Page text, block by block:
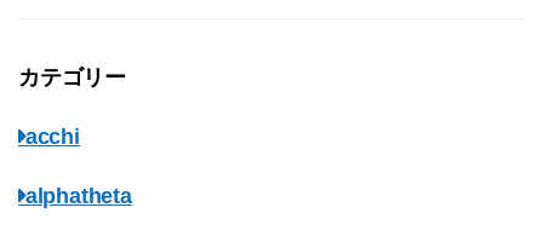
カテゴリー
acchi
alphatheta